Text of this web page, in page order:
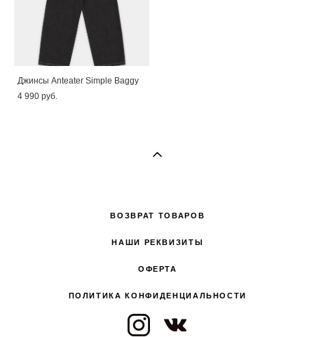
Джинсы Anteater Simple Baggy
4 990 pуб.
ВОЗВРАТ ТОВАРОВ
НАШИ РЕКВИЗИТЫ
ОФЕРТА
ПОЛИТИКА КОНФИДЕНЦИАЛЬНОСТИ